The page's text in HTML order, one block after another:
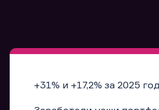
+31% и +17,2% за 2025 год